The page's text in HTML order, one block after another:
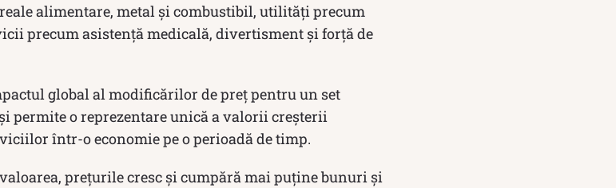
alimentare, metal și combustibil, utilități precum
precum asistență medicală, divertisment și forță de
global al modificărilor de preț pentru un set
permite o reprezentare unică a valorii creșterii
într-o economie pe o perioadă de timp.
prețurile cresc și cumpără mai puține bunuri și